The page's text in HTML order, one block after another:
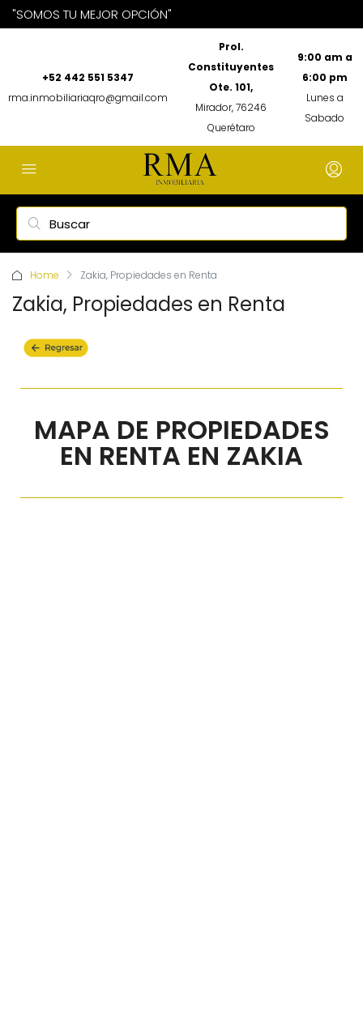
"SOMOS TU MEJOR OPCIÓN"
+52 442 551 5347
rma.inmobiliariaqro@gmail.com
Prol.
Constituyentes
Ote. 101,
Mirador, 76246
Querétaro
9:00 am a
6:00 pm
Lunes a
Sabado
Home Zakia, Propiedades en Renta
Zakia, Propiedades en Renta
MAPA DE PROPIEDADES
EN RENTA EN ZAKIA